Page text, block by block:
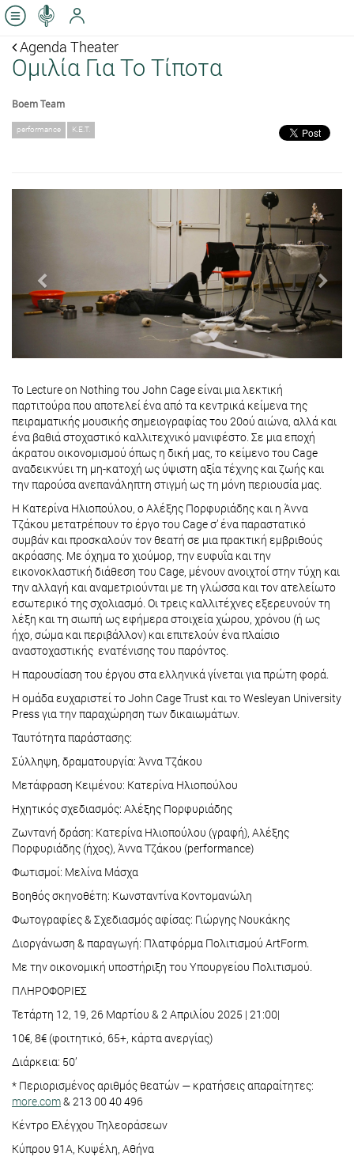
Agenda Theater
Ομιλία Για Το Τίποτα
Boem Team
performance K.E.T.
Το Lecture on Nothing του John Cage είναι μια λεκτική
παρτιτούρα που αποτελεί ένα από τα κεντρικά κείμενα της
πειραματικής μουσικής σημειογραφίας του 20ού αιώνα, αλλά και
ένα βαθιά στοχαστικό καλλιτεχνικό μανιφέστο. Σε μια εποχή
άκρατου οικονομισμού όπως η δική μας, το κείμενο του Cage
αναδεικνύει τη μη-κατοχή ως ύψιστη αξία τέχνης και ζωής και
την παρούσα ανεπανάληπτη στιγμή ως τη μόνη περιουσία μας.
H Κατερίνα Ηλιοπούλου, ο Αλέξης Πορφυριάδης και η Άννα
Τζάκου μετατρέπουν το έργο του Cage σ’ ένα παραστατικό
συμβάν και προσκαλούν τον θεατή σε μια πρακτική εμβριθούς
ακρόασης. Με όχημα το χιούμορ, την ευφυΐα και την
εικονοκλαστική διάθεση του Cage, μένουν ανοιχτοί στην τύχη και
την αλλαγή και αναμετριούνται με τη γλώσσα και τον ατελείωτο
εσωτερικό της σχολιασμό. Οι τρεις καλλιτέχνες εξερευνούν τη
λέξη και τη σιωπή ως εφήμερα στοιχεία χώρου, χρόνου (ή ως
ήχο, σώμα και περιβάλλον) και επιτελούν ένα πλαίσιο
αναστοχαστικής ενατένισης του παρόντος.
Η παρουσίαση του έργου στα ελληνικά γίνεται για πρώτη φορά.
Η ομάδα ευχαριστεί το John Cage Trust και το Wesleyan University
Press για την παραχώρηση των δικαιωμάτων.
Ταυτότητα παράστασης:
Σύλληψη, δραματουργία: Άννα Τζάκου
Μετάφραση Κειμένου: Κατερίνα Ηλιοπούλου
Ηχητικός σχεδιασμός: Αλέξης Πορφυριάδης
Ζωντανή δράση: Κατερίνα Ηλιοπούλου (γραφή), Αλέξης
Πορφυριάδης (ήχος), Άννα Τζάκου (performance)
Φωτισμοί: Μελίνα Μάσχα
Βοηθός σκηνοθέτη: Κωνσταντίνα Κοντομανώλη
Φωτογραφίες & Σχεδιασμός αφίσας: Γιώργης Νουκάκης
Διοργάνωση & παραγωγή: Πλατφόρμα Πολιτισμού ArtForm.
Με την οικονομική υποστήριξη του Υπουργείου Πολιτισμού.
ΠΛΗΡΟΦΟΡΙΕΣ
Τετάρτη 12, 19, 26 Μαρτίου & 2 Απριλίου 2025 | 21:00|
10€, 8€ (φοιτητικό, 65+, κάρτα ανεργίας)
Διάρκεια: 50’
* Περιορισμένος αριθμός θεατών — κρατήσεις απαραίτητες:
more.com& 213 00 40 496
Κέντρο Ελέγχου Τηλεοράσεων
Κύπρου 91Α, Κυψέλη, Αθήνα